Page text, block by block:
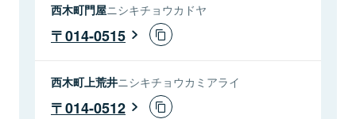
西木町門屋ニシキチョウカドヤ
014-0515
西木町上荒井ニシキチョウカミアライ
014-0512